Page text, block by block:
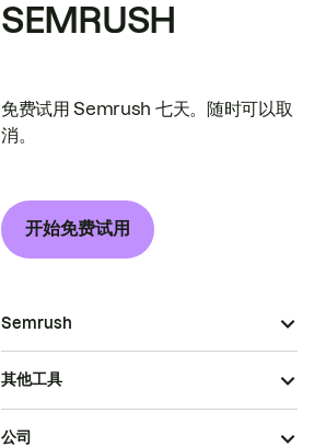
SEMRUSH
免费试用 Semrush 七天。随时可以取
消。
开始免费试用
Semrush
其他工具
公司